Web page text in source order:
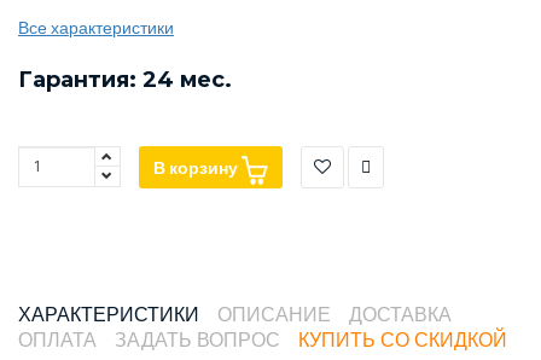
Все характеристики
Гарантия: 24 мес.
В корзину
ХАРАКТЕРИСТИКИ ОПИСАНИЕ
ДОСТАВКА
ОПЛАТА
ЗАДАТЬ ВОПРОС КУПИТЬ СО СКИДКОЙ